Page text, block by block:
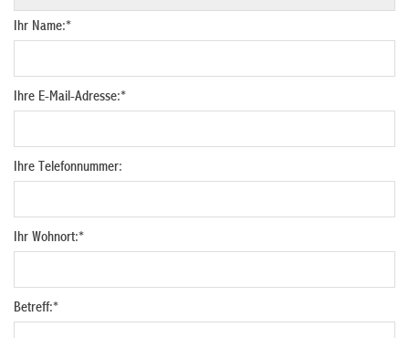
Ihr Name:*
Ihre E-Mail-Adresse:*
Ihre Telefonnummer:
Ihr Wohnort:*
Betreff:*